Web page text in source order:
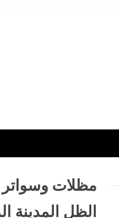
مظلات
الظل المدينة